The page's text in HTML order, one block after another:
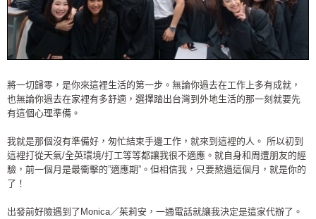
將一切歸零，是你來這裡生活的第一步。無論你過去在工作上多有成就，
也無論你過去在家裡有多舒適，選擇踏出台灣到外地生活的那一刻就要先
有這個心理準備。
我就是那個沒有準備好，匆忙結束手邊工作，就來到這裡的人。 所以初到
這裡打從天氣/全英環境/打工等等都讓我很不適應。就自身和周遭朋友的經
驗，前一個月是最衝擊的”適應期”。但相信我，只要熬過這個月，就是你的
了！
出發前好險遇到了Monica／茱莉安，一通電話就讓我決定是這家代辦了。